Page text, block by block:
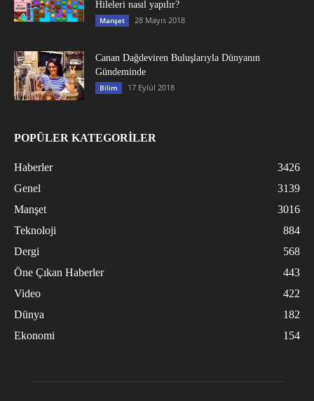
Hileleri nasıl yapılır?
Manşet 28 Mayıs 2018
Canan Dağdeviren Buluşlarıyla Dünyanın
Gündeminde
Bilim 17 Eylül 2018
POPÜLER KATEGORİLER
Haberler
3426
Genel
3139
Manşet
3016
Teknoloji
884
Dergi
568
Öne Çıkan Haberler
443
Video
422
Dünya
182
Ekonomi
154